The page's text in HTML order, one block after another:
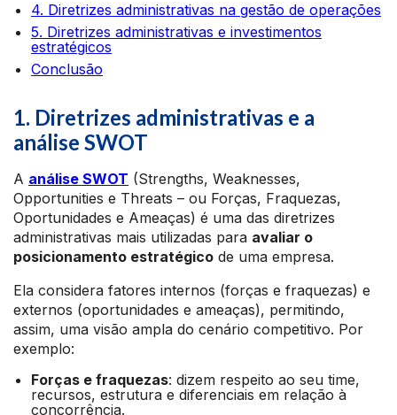
4. Diretrizes administrativas na gestão de operações
5. Diretrizes administrativas e investimentos
estratégicos
Conclusão
1. Diretrizes administrativas e a
análise SWOT
A análise SWOT (Strengths, Weaknesses,
Opportunities e Threats – ou Forças, Fraquezas,
Oportunidades e Ameaças) é uma das diretrizes
administrativas mais utilizadas para avaliar o
posicionamento estratégico de uma empresa.
Ela considera fatores internos (forças e fraquezas) e
externos (oportunidades e ameaças), permitindo,
assim, uma visão ampla do cenário competitivo. Por
exemplo:
Forças e fraquezas: dizem respeito ao seu time,
recursos, estrutura e diferenciais em relação à
concorrência.